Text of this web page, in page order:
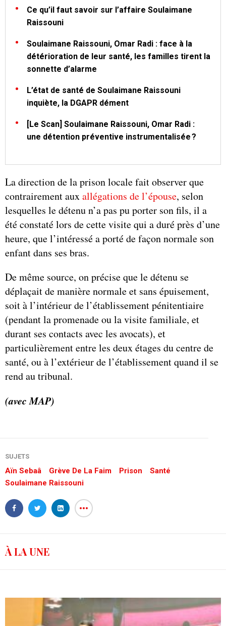
Ce qu’il faut savoir sur l’affaire Soulaimane
Raissouni
Soulaimane Raissouni, Omar Radi : face à la
détérioration de leur santé, les familles tirent la
sonnette d’alarme
L’état de santé de Soulaimane Raissouni
inquiète, la DGAPR dément
[Le Scan] Soulaimane Raissouni, Omar Radi :
une détention préventive instrumentalisée ?
La direction de la prison locale fait observer que
contrairement auxallégations de l’épouse, selon
lesquelles le détenu n’a pas pu porter son fils, il a
été constaté lors de cette visite qui a duré près d’une
heure, que l’intéressé a porté de façon normale son
enfant dans ses bras.
De même source, on précise que le détenu se
déplaçait de manière normale et sans épuisement,
soit à l’intérieur de l’établissement pénitentiaire
(pendant la promenade ou la visite familiale, et
durant ses contacts avec les avocats), et
particulièrement entre les deux étages du centre de
santé, ou à l’extérieur de l’établissement quand il se
rend au tribunal.
(avec MAP)
SUJETS
Aïn Sebaâ Grève De La Faim Prison
Santé
Soulaimane Raissouni
À LA UNE